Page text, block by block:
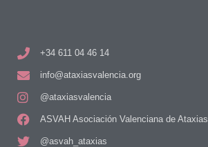
+34 611 04 46 14
info@ataxiasvalencia.org
@ataxiasvalencia
ASVAH Asociación Valenciana de Ataxias
@asvah_ataxias